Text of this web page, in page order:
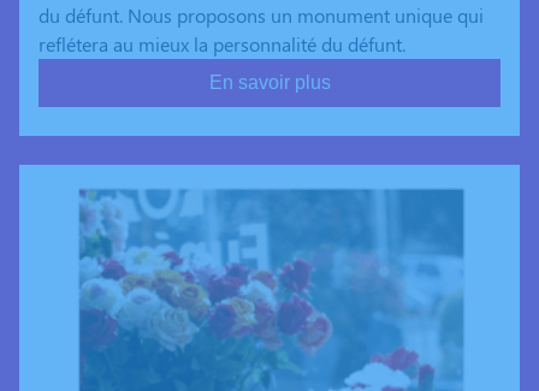
du défunt. Nous proposons un monument unique qui
reflétera au mieux la personnalité du défunt.
En savoir plus